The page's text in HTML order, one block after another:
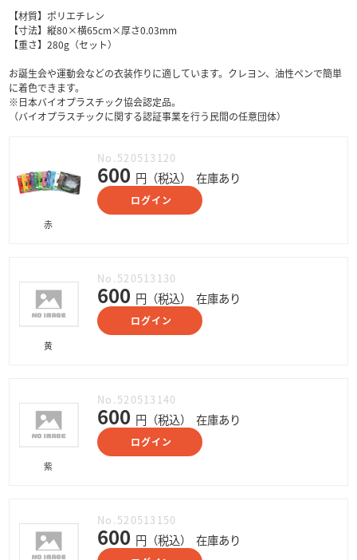
【材質】ポリエチレン
【寸法】縦80×横65cm×厚さ0.03mm
【重さ】280g（セット）
お誕生会や運動会などの衣装作りに適しています。クレヨン、油性ペンで簡単
に着色できます。
※日本バイオプラスチック協会認定品。
（バイオプラスチックに関する認証事業を行う民間の任意団体）
赤
No.520513120
600 円（税込） 在庫あり
ログイン
黄
No.520513130
600 円（税込） 在庫あり
ログイン
紫
No.520513140
600 円（税込） 在庫あり
ログイン
No.520513150
600 円（税込） 在庫あり